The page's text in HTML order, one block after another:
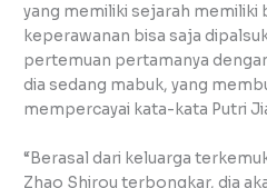
yang memiliki sejarah memiliki
keperawanan bisa saja
pertemuan pertamanya
dia sedang mabuk, yang
mempercayai kata-kata Putri
“Berasal dari keluarga
Zhao Shirou terbongkar, dia